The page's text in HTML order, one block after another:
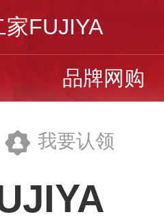
家FUJIYA
品牌网购
我要认领